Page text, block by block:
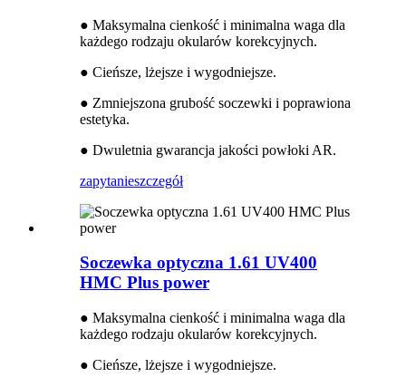
● Maksymalna cienkość i minimalna waga dla
każdego rodzaju okularów korekcyjnych.
● Cieńsze, lżejsze i wygodniejsze.
● Zmniejszona grubość soczewki i poprawiona
estetyka.
● Dwuletnia gwarancja jakości powłoki AR.
zapytanieszczegół
Soczewka optyczna 1.61 UV400
HMC Plus power
● Maksymalna cienkość i minimalna waga dla
każdego rodzaju okularów korekcyjnych.
● Cieńsze, lżejsze i wygodniejsze.